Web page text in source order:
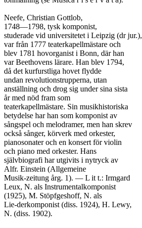
Neefe, Christian Gottlob,
1748—1798, tysk komponist,
studerade vid universitetet i Leipzig (dr jur.),
var från 1777 teaterkapellmästare och
blev 1781 hovorganist i Bonn, där han
var Beethovens lärare. Han blev 1794,
då det kurfurstliga hovet flydde
undan revolutionstrupperna, utan
anställning och drog sig under sina sista
år med nöd fram som
teaterkapellmästare. Sin musikhistoriska
betydelse har han som komponist av
sångspel och melodramer, men han skrev
också sånger, körverk med orkester,
pianosonater och en konsert för violin
och piano med orkester. Hans
självbiografi har utgivits i nytryck av
Alfr. Einstein (Allgemeine
Musik-zeitung årg. 1). — L it t.: Irmgard
Leux, N. als Instrumentalkomponist
(1925), M. Stöpfgeshoff, N. als
Lie-derkomponist (diss. 1924), H. Lewy,
N. (diss. 1902).